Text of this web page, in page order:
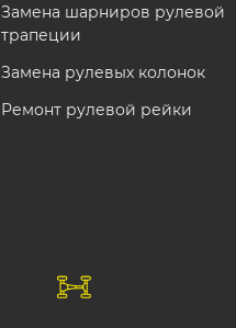
Замена шарниров рулевой
трапеции
Замена рулевых колонок
Ремонт рулевой рейки